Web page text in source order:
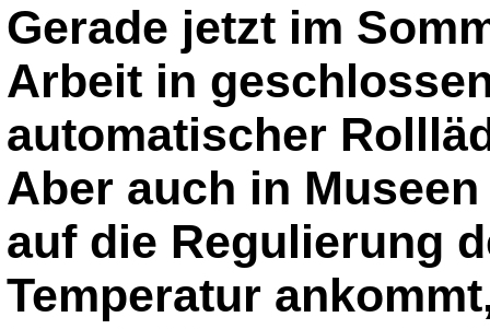
Gerade jetzt im
Arbeit in
automatischer
Aber auch in
auf die Regulierung
Temperatur